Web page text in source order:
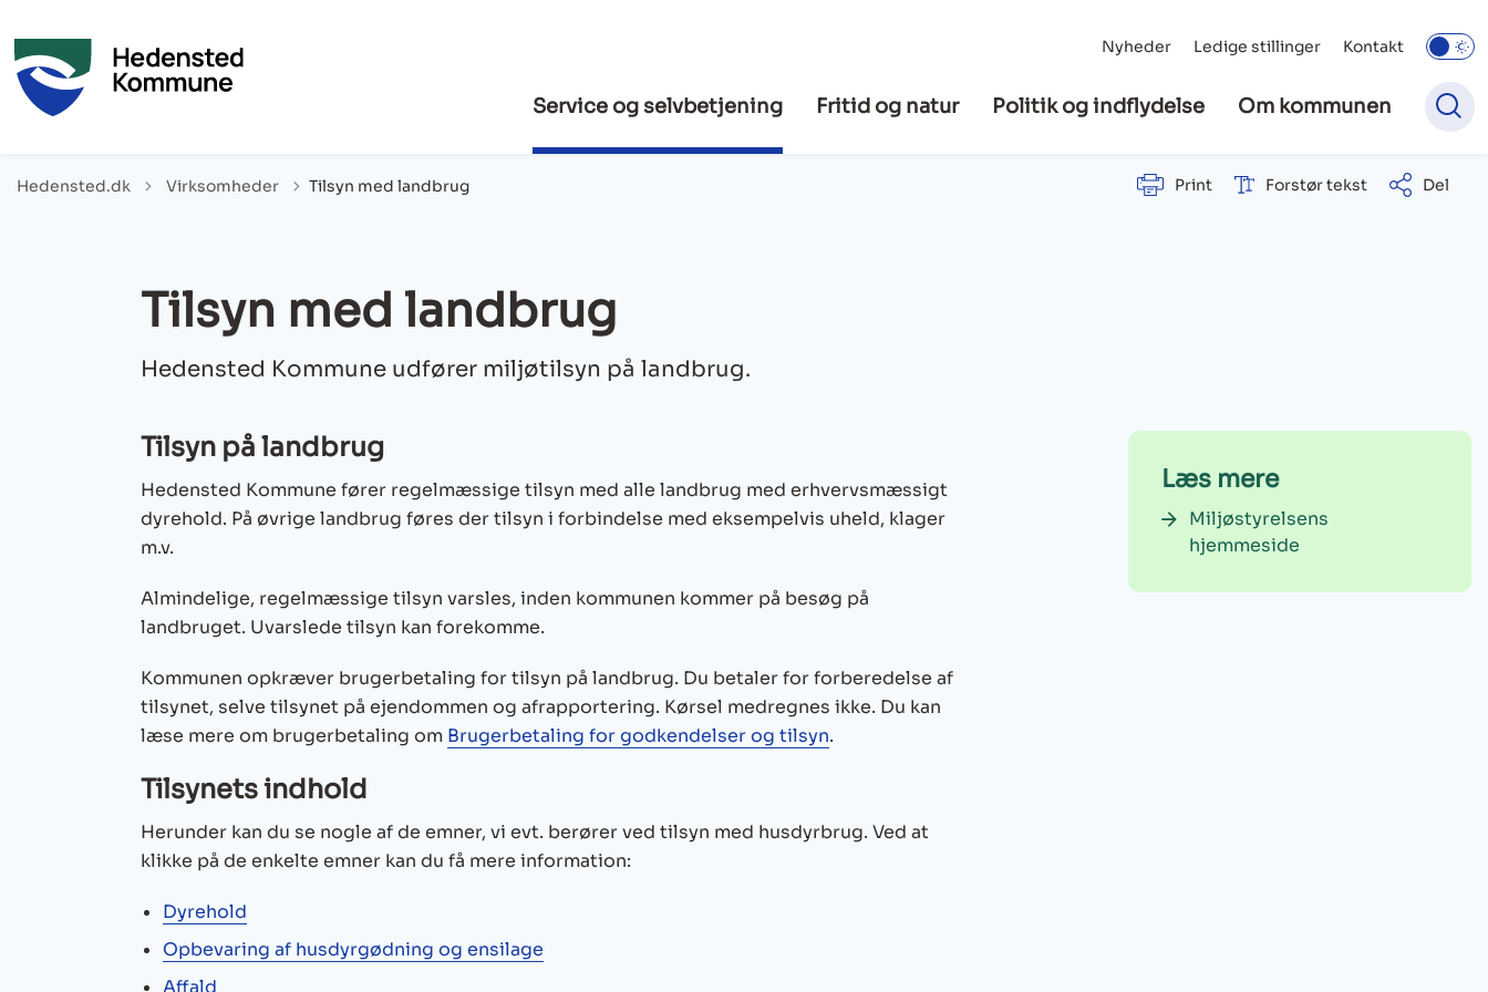
Nyheder Ledige stillinger Kontakt
Service og selvbetjening Fritid og natur Politik og indflydelse Om kommunen
Hedensted.dk Tilbage til
Virksomheder Tilsyn med landbrug Print Forstør tekst Del
Tilsyn med landbrug
Hedensted Kommune udfører miljøtilsyn på landbrug.
Tilsyn på landbrug
Hedensted Kommune fører regelmæssige tilsyn med alle landbrug med erhvervsmæssigt
dyrehold. På øvrige landbrug føres der tilsyn i forbindelse med eksempelvis uheld, klager
m.v.
Almindelige, regelmæssige tilsyn varsles, inden kommunen kommer på besøg på
landbruget. Uvarslede tilsyn kan forekomme.
Kommunen opkræver brugerbetaling for tilsyn på landbrug. Du betaler for forberedelse af
tilsynet, selve tilsynet på ejendommen og afrapportering. Kørsel medregnes ikke. Du kan
læse mere om brugerbetaling om Brugerbetaling for godkendelser og tilsyn.
Tilsynets indhold
Herunder kan du se nogle af de emner, vi evt. berører ved tilsyn med husdyrbrug. Ved at
klikke på de enkelte emner kan du få mere information:
Dyrehold
Opbevaring af husdyrgødning og ensilage
Affald
Læs mere
Miljøstyrelsens
hjemmeside